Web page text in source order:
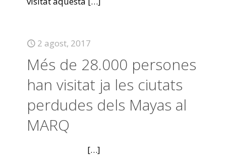
2 agost, 2017
Més de 28.000 persones
han visitat ja les ciutats
perdudes dels Mayas al
MARQ
[…]